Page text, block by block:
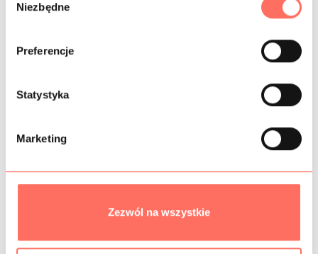
Niezbędne
Preferencje
Statystyka
Marketing
Zezwól na wszystkie
INFORMACJE DODATKOWE
BEZPIECZEŃSTWO